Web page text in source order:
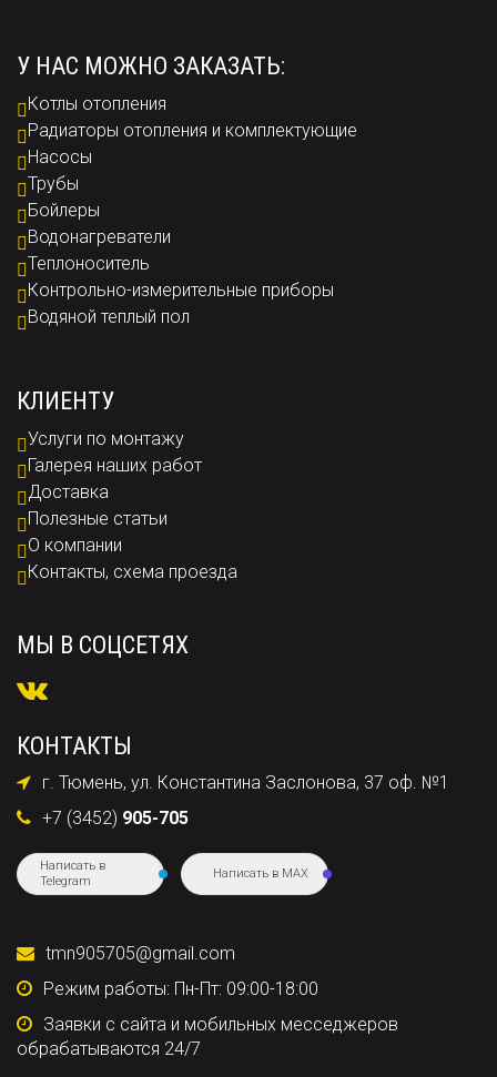
У НАС МОЖНО ЗАКАЗАТЬ:
Котлы отопления
Радиаторы отопления и комплектующие
Насосы
Трубы
Бойлеры
Водонагреватели
Теплоноситель
Контрольно-измерительные приборы
Водяной теплый пол
КЛИЕНТУ
Услуги по монтажу
Галерея наших работ
Доставка
Полезные статьи
О компании
Контакты, схема проезда
МЫ В СОЦСЕТЯХ
КОНТАКТЫ
г. Тюмень, ул. Константина Заслонова, 37 оф. №1
+7 (3452) 905-705
Написать в
Telegram
Написать в MAX
tmn905705@gmail.com
Режим работы: Пн-Пт: 09:00-18:00
Заявки с сайта и мобильных месседжеров
обрабатываются 24/7